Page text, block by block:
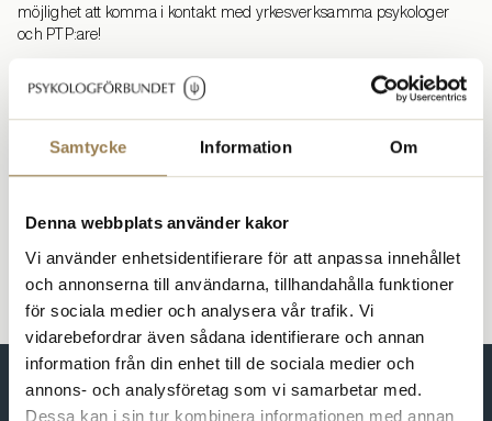
Samtycke Information Om
Denna webbplats använder kakor
Vi använder enhetsidentifierare för att anpassa innehållet
och annonserna till användarna, tillhandahålla funktioner
för sociala medier och analysera vår trafik. Vi
vidarebefordrar även sådana identifierare och annan
information från din enhet till de sociala medier och
annons- och analysföretag som vi samarbetar med.
Dessa kan i sin tur kombinera informationen med annan
möjlighet att komma i kontakt med yrkesverksamma psykologer
och PTP:are!
Följ vår verksamhet och kom i kontakt med oss via sociala medier:
Facebook
Varma hälsningar från oss i styrelsen på Karolinska!